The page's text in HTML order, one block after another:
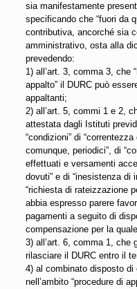
sia manifestamente
specificando che “fuori da
contributiva, ancorché sia
amministrativo, osta alla
prevedendo:
1) all’art. 3, comma 3, che
appalto” il DURC può
appaltanti;
2) all’art. 5, commi 1 e 2,
attestata dagli Istituti
“condizioni” di
comunque, periodici”, di
effettuati e versamenti
dovuti” e di “inesistenza di
“richiesta di rateizzazione
abbia espresso parere
pagamenti a seguito di
compensazione per la
3) all’art. 6, comma 1, che
rilasciare il DURC entro il
4) al combinato disposto
nell’ambito “procedure di